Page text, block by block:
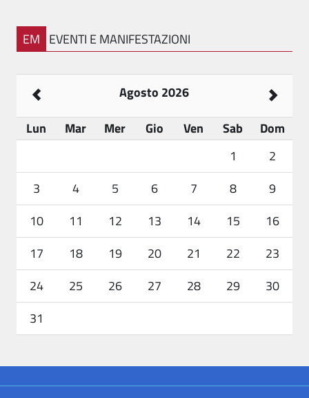
EM EVENTI E MANIFESTAZIONI
Agosto 2026
Lun
Mar Mer Gio Ven Sab
Dom
1
2
3
4 5 6 7 8
9
10
11 12 13 14 15
16
17
18 19 20 21 22
23
24
25 26 27 28 29
30
31